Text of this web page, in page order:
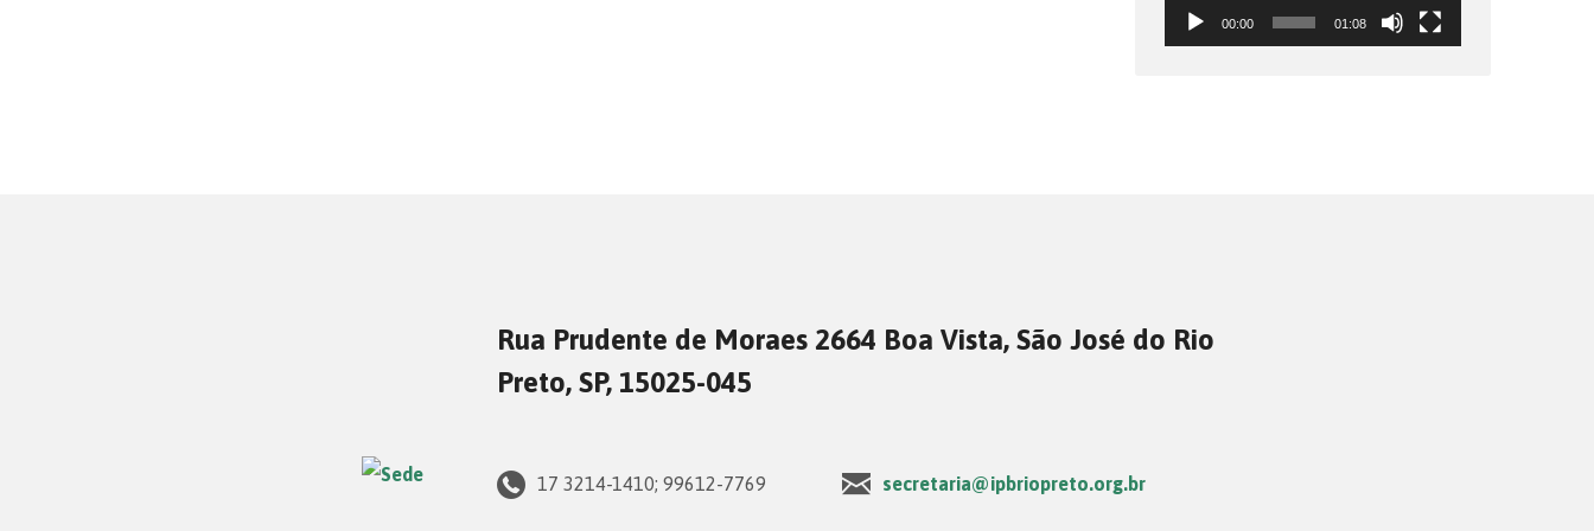
00:00 01:08
Rua Prudente de Moraes 2664 Boa Vista, São José do Rio
Preto, SP, 15025-045
17 3214-1410; 99612-7769 secretaria@ipbriopreto.org.br